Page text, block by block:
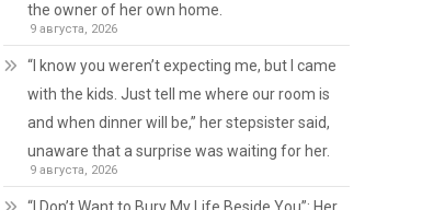
the owner of her own home.
9 августа, 2026
“I know you weren’t expecting me, but I came
with the kids. Just tell me where our room is
and when dinner will be,” her stepsister said,
unaware that a surprise was waiting for her.
9 августа, 2026